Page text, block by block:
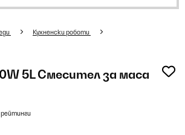
Кухненски роботи
5L Смесител за маса